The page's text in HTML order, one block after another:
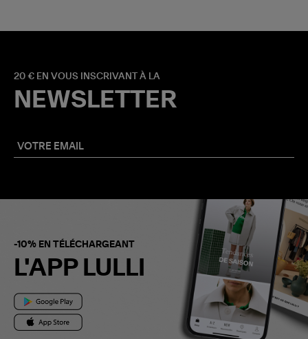
20 € EN VOUS INSCRIVANT À LA
NEWSLETTER
-10% EN TÉLÉCHARGEANT
L'APP LULLI